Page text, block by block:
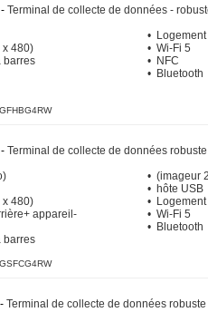
- Terminal de collecte de données -
x 480)
barres
•
• Wi-Fi 5
• NFC
• Bluetooth
- Terminal de collecte de données robuste
x 480)
appareil-
barres
• (imageur
• hôte USB
•
• Wi-Fi 5
• Bluetooth
- Terminal de collecte de données robuste